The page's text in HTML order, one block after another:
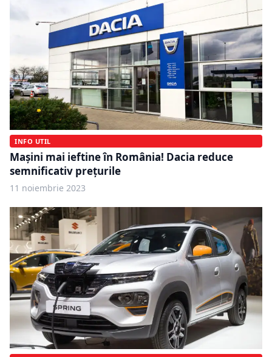
INFO UTIL
Mașini mai ieftine în România! Dacia reduce
semnificativ prețurile
11 noiembrie 2023